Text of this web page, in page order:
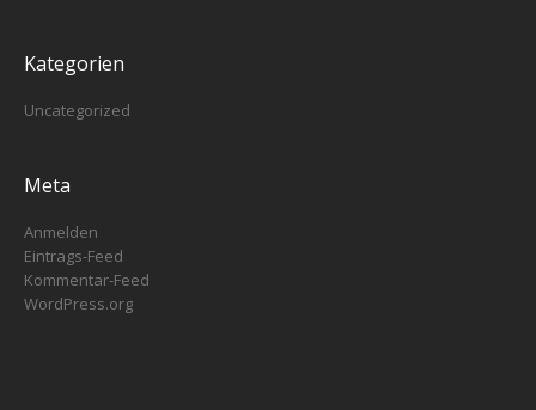
Kategorien
Uncategorized
Meta
Anmelden
Eintrags-Feed
Kommentar-Feed
WordPress.org